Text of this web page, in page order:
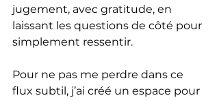
jugement, avec gratitude, en
laissant les questions de côté pour
simplement ressentir.
Pour ne pas me perdre dans ce
flux subtil, j’ai créé un espace pour